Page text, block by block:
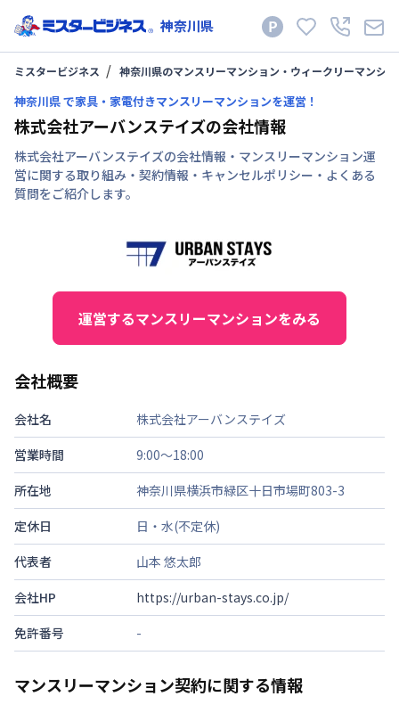
神奈川県
ミスタービジネス 神奈川県のマンスリーマンション・ウィークリーマンシ
神奈川県 で家具・家電付きマンスリーマンションを運営！
株式会社アーバンステイズの会社情報
株式会社アーバンステイズの会社情報・マンスリーマンション運
営に関する取り組み・契約情報・キャンセルポリシー・よくある
質問をご紹介します。
運営するマンスリーマンションをみる
会社概要
会社名
株式会社アーバンステイズ
営業時間
9:00～18:00
所在地
神奈川県横浜市緑区十日市場町803-3
定休日
日・水(不定休)
代表者
山本 悠太郎
会社HP
https://urban-stays.co.jp/
免許番号
-
マンスリーマンション契約に関する情報